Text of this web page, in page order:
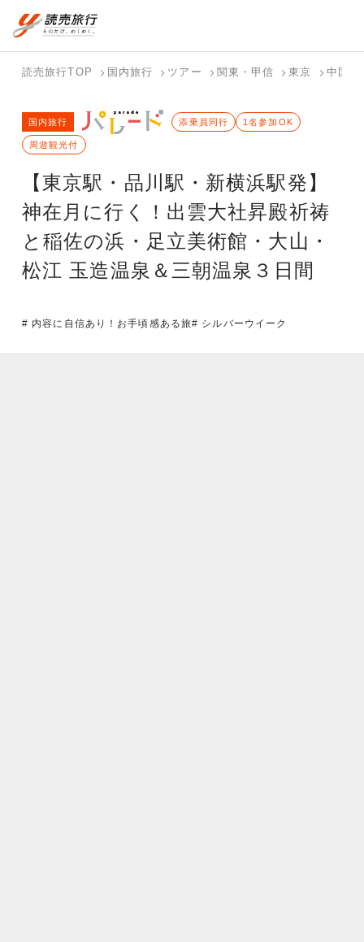
国内旅行トップ
バスツアー
を探す
個人旅行
（ブーケ）を探す
ら探す
探す
す
海外旅行トップ
海外特集か
ら探す
テーマから
探す
す
読売旅行TOP 国内旅行 ツアー 関東・甲信 東京 中国
【東京駅・品川駅・新横浜駅発】
神在月に行く！出雲大社昇殿祈祷
と稲佐の浜・足立美術館・大山・
松江 玉造温泉＆三朝温泉３日間
国内旅行 添乗員同行 1名参加OK
周遊観光付
# 内容に自信あり！お手頃感ある旅# シルバーウイーク